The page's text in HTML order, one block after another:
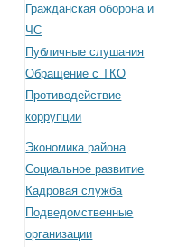
Гражданская оборона и
ЧС
Публичные слушания
Обращение с ТКО
Противодействие
коррупции
Экономика района
Социальное развитие
Кадровая служба
Подведомственные
организации